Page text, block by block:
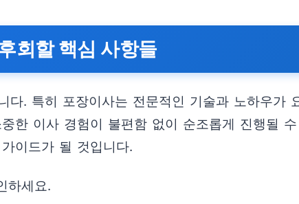
회할 핵심 사항들
다. 특히 포장이사는 전문적인 기술과 노하우가
한 이사 경험이 불편함 없이 순조롭게 진행될
이드가 될 것입니다.
하세요.